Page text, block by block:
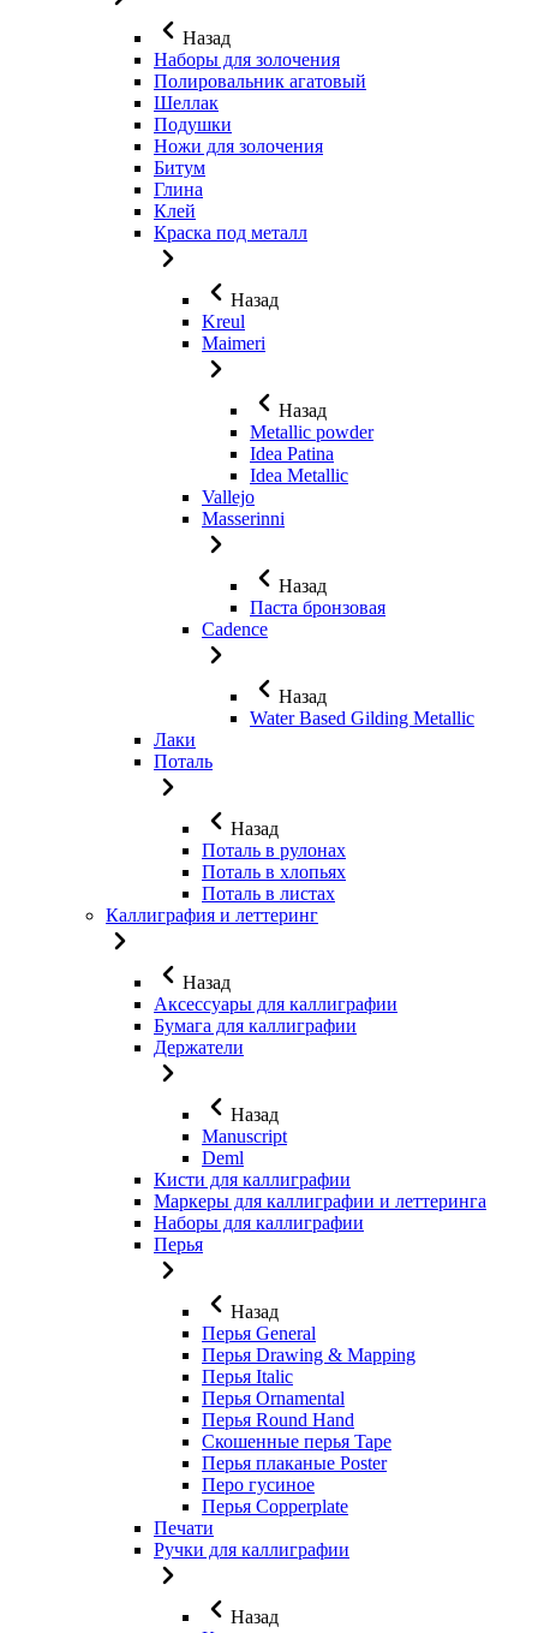
Назад
Наборы для золочения
Полировальник агатовый
Шеллак
Подушки
Ножи для золочения
Битум
Глина
Клей
Краска под металл
Назад
Kreul
Maimeri
Назад
Metallic powder
Idea Patina
Idea Metallic
Vallejo
Masserinni
Назад
Паста бронзовая
Cadence
Назад
Water Based Gilding Metallic
Лаки
Поталь
Назад
Поталь в рулонах
Поталь в хлопьях
Поталь в листах
Каллиграфия и леттеринг
Назад
Аксессуары для каллиграфии
Бумага для каллиграфии
Держатели
Назад
Manuscript
Deml
Кисти для каллиграфии
Маркеры для каллиграфии и леттеринга
Наборы для каллиграфии
Перья
Назад
Перья General
Перья Drawing & Mapping
Перья Italic
Перья Ornamental
Перья Round Hand
Скошенные перья Tape
Перья плаканые Poster
Перо гусиное
Перья Copperplate
Печати
Ручки для каллиграфии
Назад